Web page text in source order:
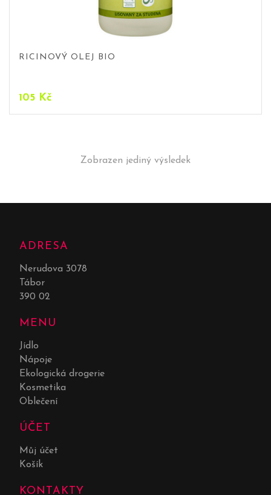
RICINOVÝ OLEJ BIO
105 Kč
Zobrazen jediný výsledek
ADRESA
Nerudova 3078
Tábor
390 02
MENU
Jídlo
Nápoje
Ekologická drogerie
Kosmetika
Oblečení
ÚČET
Můj účet
Košík
KONTAKTY